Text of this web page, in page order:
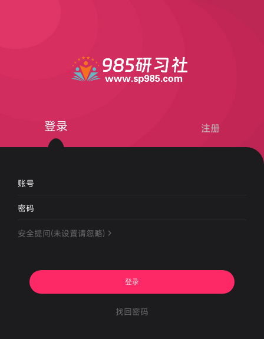
登录 注册
账号
密码
安全提问(未设置请忽略)
登录
找回密码